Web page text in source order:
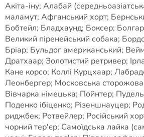
Акіта-іну; Алабай
маламут; Афганський хорт;
Бобтейл; Бладхаунд; Боксер;
Великий піренейський собака;
Бріар; Бульдог американський;
Дратхаар; Золотистий ретривер;
Кане корсо; Коллі Курцхаар;
Леонбергер; Московська
Вівчарка німецька; Пойнтер;
Поденко ібіценко; Різеншнауцер;
риджбек; Ротвейлер; Російський
чорний тер'єр; Самоїдська лайка